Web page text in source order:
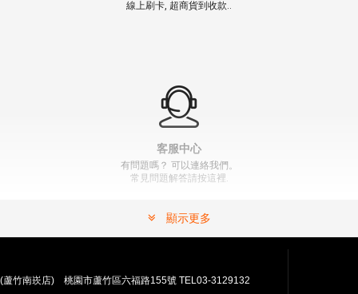
線上刷卡, 超商貨到收款..
客服中心
有問題嗎？ 可以連絡我們。
常見問題解答請按這裡.
顯示更多
(蘆竹南崁店) 桃園市蘆竹區六福路155號 TEL03-3129132